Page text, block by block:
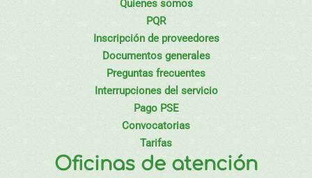
Quienes somos
PQR
Inscripción de proveedores
Documentos generales
Preguntas frecuentes
Interrupciones del servicio
Pago PSE
Convocatorias
Tarifas
Oficinas de atención